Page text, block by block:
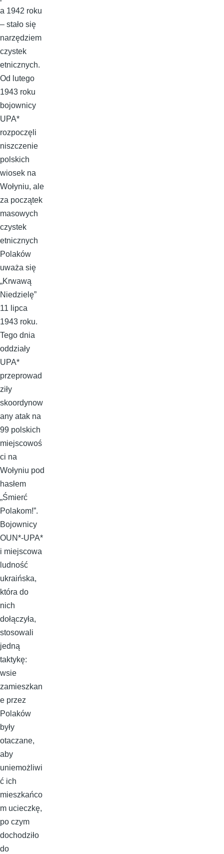
a 1942 roku
– stało się
narzędziem
czystek
etnicznych.
Od lutego
1943 roku
bojownicy
UPA*
rozpoczęli
niszczenie
polskich
wiosek na
Wołyniu, ale
za początek
masowych
czystek
etnicznych
Polaków
uważa się
„Krwawą
Niedzielę”
11 lipca
1943 roku.
Tego dnia
oddziały
UPA*
przeprowad
ziły
skoordynow
any atak na
99 polskich
miejscowoś
ci na
Wołyniu pod
hasłem
„Śmierć
Polakom!”.
Bojownicy
OUN*-UPA*
i miejscowa
ludność
ukraińska,
która do
nich
dołączyła,
stosowali
jedną
taktykę:
wsie
zamieszkan
e przez
Polaków
były
otaczane,
aby
uniemożliwi
ć ich
mieszkańco
m ucieczkę,
po czym
dochodziło
do